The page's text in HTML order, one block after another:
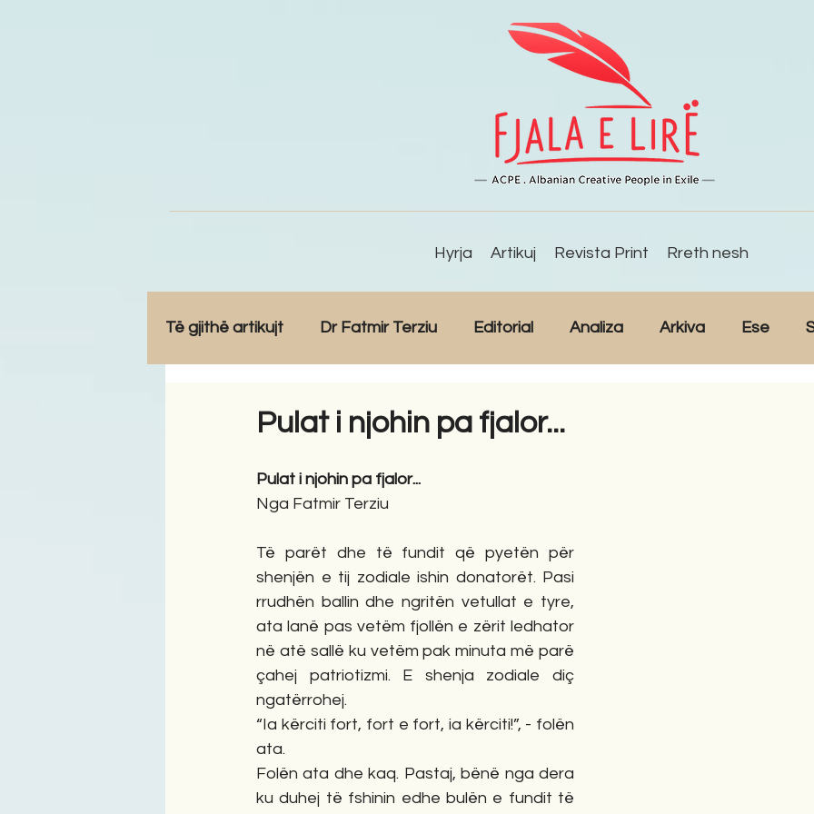
Hyrja Artikuj Revista Print Rreth nesh
Të gjithë artikujt Dr Fatmir Terziu Editorial Analiza Arkiva Ese
Antologji Poezi Tregime
Pulat i njohin pa fjalor...
Pulat i njohin pa fjalor...
Nga Fatmir Terziu
Të parët dhe të fundit që pyetën për
shenjën e tij zodiale ishin donatorët. Pasi
rrudhën ballin dhe ngritën vetullat e tyre,
ata lanë pas vetëm fjollën e zërit ledhator
në atë sallë ku vetëm pak minuta më parë
çahej patriotizmi. E shenja zodiale diç
ngatërrohej.
“Ia kërciti fort, fort e fort, ia kërciti!”, - folën
ata.
Folën ata dhe kaq. Pastaj, bënë nga dera
ku duhej të fshinin edhe bulën e fundit të